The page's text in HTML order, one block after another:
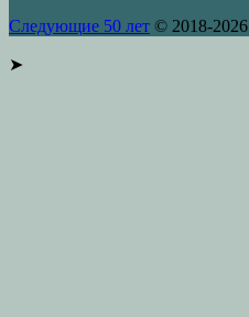
Следующие 50 лет © 2018-2026
➤